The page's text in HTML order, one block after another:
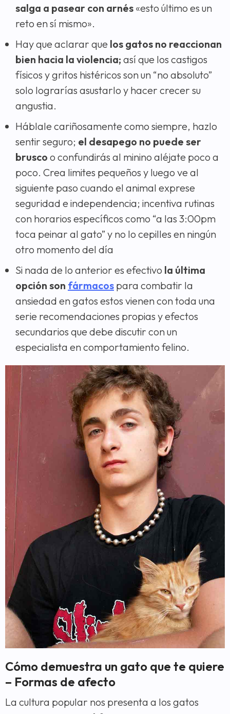
salga a pasear con arnés «esto último es un
reto en sí mismo».
Hay que aclarar que los gatos no reaccionan
bien hacia la violencia; así que los castigos
físicos y gritos histéricos son un “no absoluto”
solo lograrías asustarlo y hacer crecer su
angustia.
Háblale cariñosamente como siempre, hazlo
sentir seguro; el desapego no puede ser
brusco o confundirás al minino aléjate poco a
poco. Crea limites pequeños y luego ve al
siguiente paso cuando el animal exprese
seguridad e independencia; incentiva rutinas
con horarios específicos como “a las 3:00pm
toca peinar al gato” y no lo cepilles en ningún
otro momento del día
Si nada de lo anterior es efectivo la última
opción son fármacos para combatir la
ansiedad en gatos estos vienen con toda una
serie recomendaciones propias y efectos
secundarios que debe discutir con un
especialista en comportamiento felino.
Cómo demuestra un gato que te quiere
– Formas de afecto
La cultura popular nos presenta a los gatos